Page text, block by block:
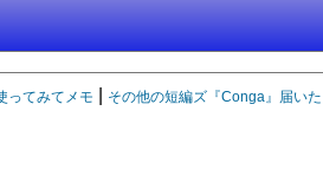
ってみてメモ その他の短編ズ『Conga』届い